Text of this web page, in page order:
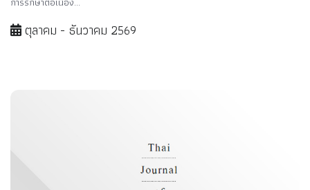
ตุลาคม - ธันวาคม 2569